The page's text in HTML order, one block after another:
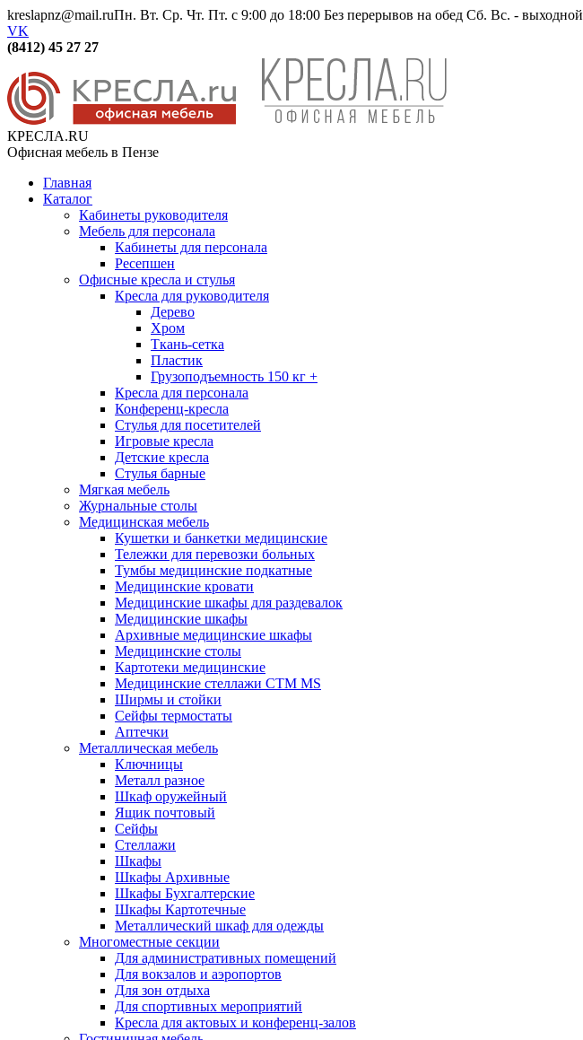
kreslapnz@mail.ruПн. Вт. Ср. Чт. Пт. с 9:00 до 18:00 Без перерывов на обед Сб. Вс. - выходной
VK
(8412) 45 27 27
КРЕСЛА.RU
Офисная мебель в Пензе
Главная
Каталог
Кабинеты руководителя
Мебель для персонала
Кабинеты для персонала
Ресепшен
Офисные кресла и стулья
Кресла для руководителя
Дерево
Хром
Ткань-сетка
Пластик
Грузоподъемность 150 кг +
Кресла для персонала
Конференц-кресла
Стулья для посетителей
Игровые кресла
Детские кресла
Стулья барные
Мягкая мебель
Журнальные столы
Медицинская мебель
Кушетки и банкетки медицинские
Тележки для перевозки больных
Тумбы медицинские подкатные
Медицинские кровати
Медицинские шкафы для раздевалок
Медицинские шкафы
Архивные медицинские шкафы
Медицинские столы
Картотеки медицинские
Медицинские стеллажи CTM MS
Ширмы и стойки
Сейфы термостаты
Аптечки
Металлическая мебель
Ключницы
Металл разное
Шкаф оружейный
Ящик почтовый
Сейфы
Стеллажи
Шкафы
Шкафы Архивные
Шкафы Бухгалтерские
Шкафы Картотечные
Металлический шкаф для одежды
Многоместные секции
Для административных помещений
Для вокзалов и аэропортов
Для зон отдыха
Для спортивных мероприятий
Кресла для актовых и конференц-залов